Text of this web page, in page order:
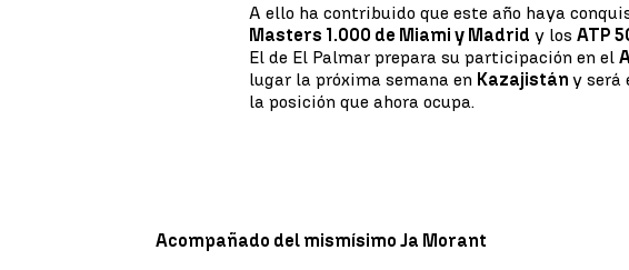
A ello ha contribuido que este año haya
Masters 1.000 de Miami y Madrid y losATP
El de El Palmar prepara su participación en el
lugar la próxima semana en Kazajistány será
la posición que ahora ocupa.
Acompañado del mismísimo Ja Morant